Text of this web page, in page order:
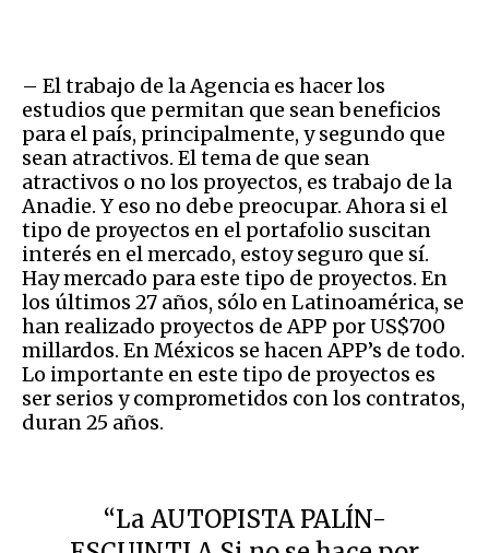
– El trabajo de la Agencia es hacer los
estudios que permitan que sean beneficios
para el país, principalmente, y segundo que
sean atractivos. El tema de que sean
atractivos o no los proyectos, es trabajo de la
Anadie. Y eso no debe preocupar. Ahora si el
tipo de proyectos en el portafolio suscitan
interés en el mercado, estoy seguro que sí.
Hay mercado para este tipo de proyectos. En
los últimos 27 años, sólo en Latinoamérica, se
han realizado proyectos de APP por US$700
millardos. En Méxicos se hacen APP’s de todo.
Lo importante en este tipo de proyectos es
ser serios y comprometidos con los contratos,
duran 25 años.
“La AUTOPISTA PALÍN-